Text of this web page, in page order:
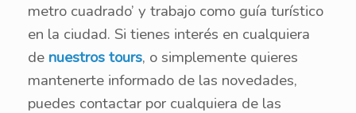
metro cuadrado’ y trabajo como guía turístico
en la ciudad. Si tienes interés en cualquiera
de nuestros tours, o simplemente quieres
mantenerte informado de las novedades,
puedes contactar por cualquiera de las